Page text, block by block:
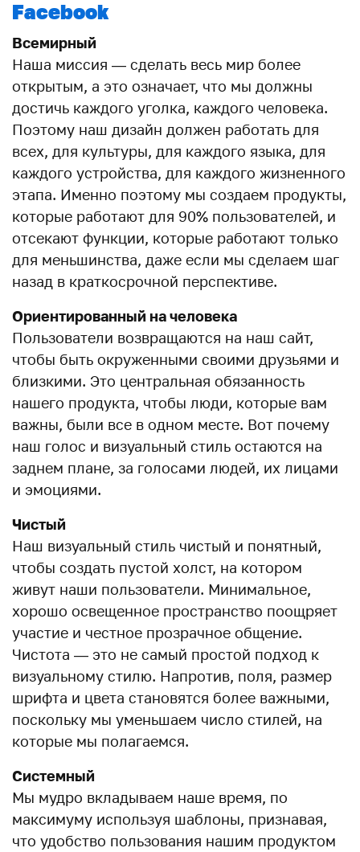
Facebook
Всемирный
Наша миссия — сделать весь мир более
открытым, а это означает, что мы должны
достичь каждого уголка, каждого человека.
Поэтому наш дизайн должен работать для
всех, для культуры, для каждого языка, для
каждого устройства, для каждого жизненного
этапа. Именно поэтому мы создаем продукты,
которые работают для 90% пользователей, и
отсекают функции, которые работают только
для меньшинства, даже если мы сделаем шаг
назад в краткосрочной перспективе.
Ориентированный на человека
Пользователи возвращаются на наш сайт,
чтобы быть окруженными своими друзьями и
близкими. Это центральная обязанность
нашего продукта, чтобы люди, которые вам
важны, были все в одном месте. Вот почему
наш голос и визуальный стиль остаются на
заднем плане, за голосами людей, их лицами
и эмоциями.
Чистый
Наш визуальный стиль чистый и понятный,
чтобы создать пустой холст, на котором
живут наши пользователи. Минимальное,
хорошо освещенное пространство поощряет
участие и честное прозрачное общение.
Чистота — это не самый простой подход к
визуальному стилю. Напротив, поля, размер
шрифта и цвета становятся более важными,
поскольку мы уменьшаем число стилей, на
которые мы полагаемся.
Системный
Мы мудро вкладываем наше время, по
максимуму используя шаблоны, признавая,
что удобство пользования нашим продуктом